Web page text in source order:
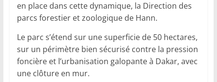
en place dans cette dynamique, la Direction des
parcs forestier et zoologique de Hann.
Le parc s’étend sur une superficie de 50 hectares,
sur un périmètre bien sécurisé contre la pression
foncière et l’urbanisation galopante à Dakar, avec
une clôture en mur.